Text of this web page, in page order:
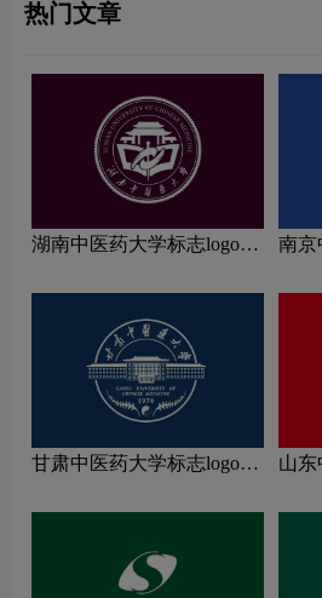
热门文章
湖南中医药大学标志logo图
南京
甘肃中医药大学标志logo图
山东